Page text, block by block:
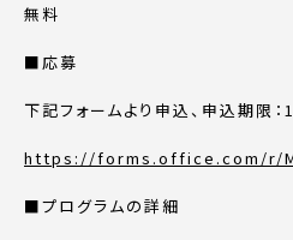
無料
■応募
下記フォームより申込、申込期限：
https://forms.office.com/r/
■プログラムの詳細